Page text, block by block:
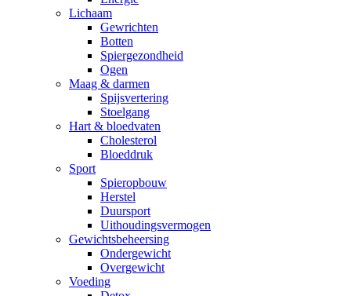
Lichaam
Gewrichten
Botten
Spiergezondheid
Ogen
Maag & darmen
Spijsvertering
Stoelgang
Hart & bloedvaten
Cholesterol
Bloeddruk
Sport
Spieropbouw
Herstel
Duursport
Uithoudingsvermogen
Gewichtsbeheersing
Ondergewicht
Overgewicht
Voeding